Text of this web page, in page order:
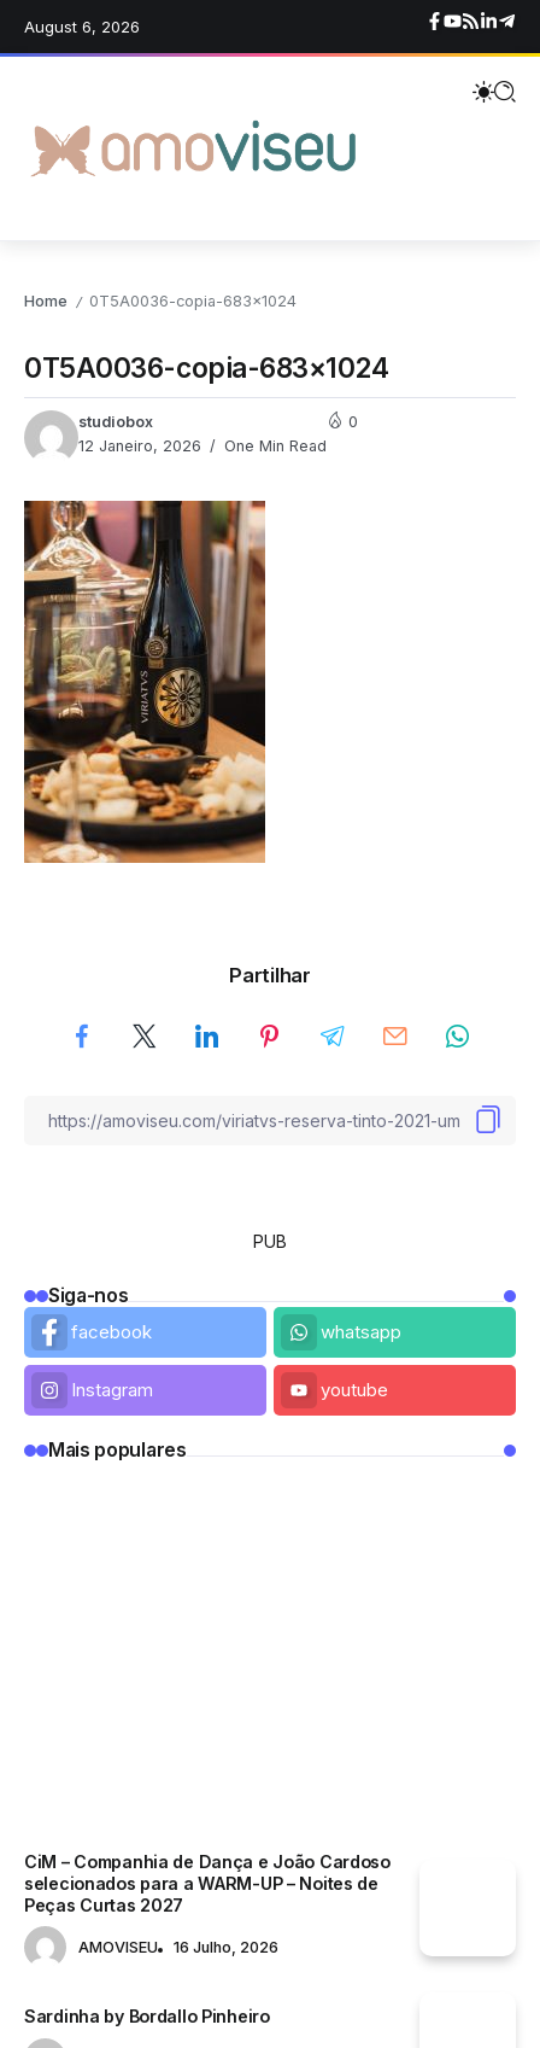
August 6, 2026
Home / 0T5A0036-copia-683×1024
0T5A0036-copia-683×1024
studiobox
12 Janeiro, 2026
One Min Read
0
Partilhar
PUB
Siga-nos
facebook
whatsapp
Instagram youtube
Mais populares
CiM – Companhia de Dança e João Cardoso
selecionados para a WARM-UP – Noites de
Peças Curtas 2027
AMOVISEU 16 Julho, 2026
Sardinha by Bordallo Pinheiro